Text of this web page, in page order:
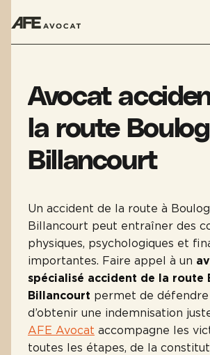
Avocat
la route
Billancourt
Un accident de la route à
Billancourt peut entraîner des
physiques, psychologiques et
importantes. Faire appel à un
spécialisé accident de la route
Billancourt permet de
d’obtenir une indemnisation
AFE Avocat accompagne les
toutes les étapes, de la